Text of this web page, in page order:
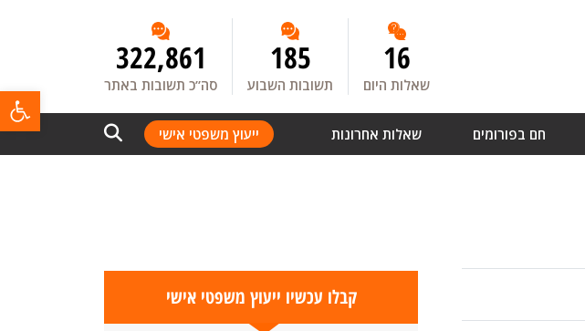
16
שאלות היום
185
תשובות השבוע
322,861
סה”כ תשובות באתר
חם בפורומים שאלות אחרונות ייעוץ משפטי אישי
קבלו עכשיו ייעוץ משפטי אישי